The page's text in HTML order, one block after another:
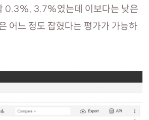
0.3%, 3.7%였는데 이보다는 낮은
어느 정도 잡혔다는 평가가 가능하